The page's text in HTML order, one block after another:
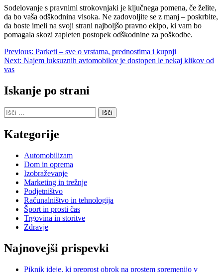
Sodelovanje s pravnimi strokovnjaki je ključnega pomena, če želite,
da bo vaša odškodnina visoka. Ne zadovoljite se z manj – poskrbite,
da boste imeli na svoji strani najboljšo pravno ekipo, ki vam bo
pomagala skozi zapleten postopek odškodnine za poškodbe.
Navigacija
prispevka
Previous: Parketi – sve o vrstama, prednostima i kupnji
Next: Najem luksuznih avtomobilov je dostopen le nekaj klikov od
vas
Iskanje po strani
Išči:
Kategorije
Automobilizam
Dom in oprema
Izobraževanje
Marketing in trežnje
Podjetništvo
Računalništvo in tehnologija
Šport in prosti čas
Trgovina in storitve
Zdravje
Najnovejši prispevki
Piknik ideje, ki preprost obrok na prostem spremenijo v